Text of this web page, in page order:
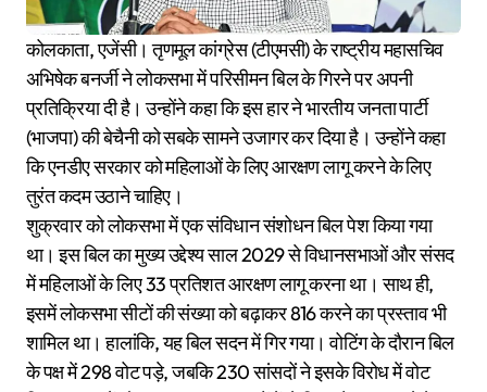
कोलकाता, एजेंसी। तृणमूल कांग्रेस (टीएमसी) के राष्ट्रीय महासचिव
अभिषेक बनर्जी ने लोकसभा में परिसीमन बिल के गिरने पर अपनी
प्रतिक्रिया दी है। उन्होंने कहा कि इस हार ने भारतीय जनता पार्टी
(भाजपा) की बेचैनी को सबके सामने उजागर कर दिया है। उन्होंने कहा
कि एनडीए सरकार को महिलाओं के लिए आरक्षण लागू करने के लिए
तुरंत कदम उठाने चाहिए।
शुक्रवार को लोकसभा में एक संविधान संशोधन बिल पेश किया गया
था। इस बिल का मुख्य उद्देश्य साल 2029 से विधानसभाओं और संसद
में महिलाओं के लिए 33 प्रतिशत आरक्षण लागू करना था। साथ ही,
इसमें लोकसभा सीटों की संख्या को बढ़ाकर 816 करने का प्रस्ताव भी
शामिल था। हालांकि, यह बिल सदन में गिर गया। वोटिंग के दौरान बिल
के पक्ष में 298 वोट पड़े, जबकि 230 सांसदों ने इसके विरोध में वोट